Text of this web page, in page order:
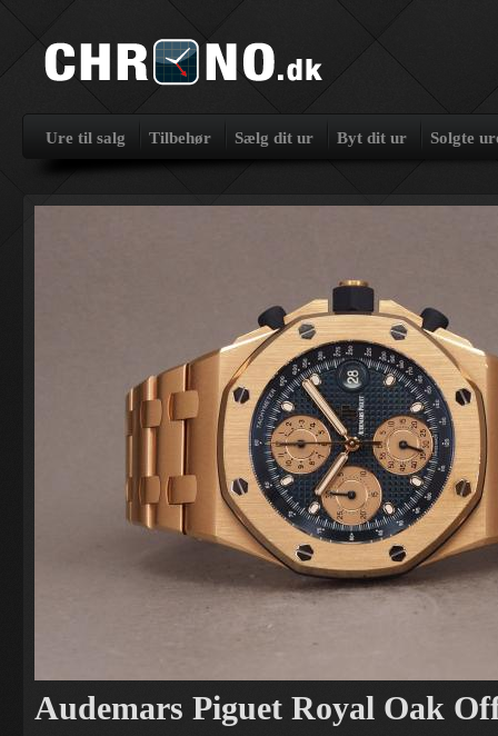
Ure til salg Tilbehør Sælg dit ur Byt dit ur Solgte
Audemars Piguet Royal Oak